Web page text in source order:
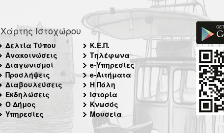
Χάρτης Ιστοχώρου
Δελτία Τύπου
Ανακοινώσεις
Διαγωνισμοί
Προσλήψεις
Διαβουλεύσεις
Εκδηλώσεις
Ο Δήμος
Υπηρεσίες
Κ.Ε.Π.
Τηλέφωνα
e-Υπηρεσίες
e-Αιτήματα
Η Πόλη
Ιστορία
Κνωσός
Μουσεία